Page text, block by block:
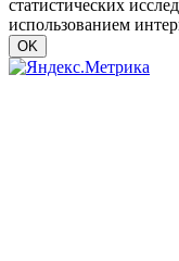
статистических
использованием
OK